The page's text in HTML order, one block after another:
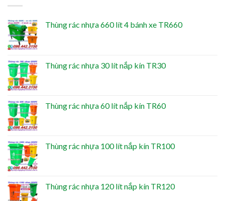
Thùng rác nhựa 660 lít 4 bánh xe TR660
Thùng rác nhựa 30 lít nắp kín TR30
Thùng rác nhựa 60 lít nắp kín TR60
Thùng rác nhựa 100 lít nắp kín TR100
Thùng rác nhựa 120 lít nắp kín TR120